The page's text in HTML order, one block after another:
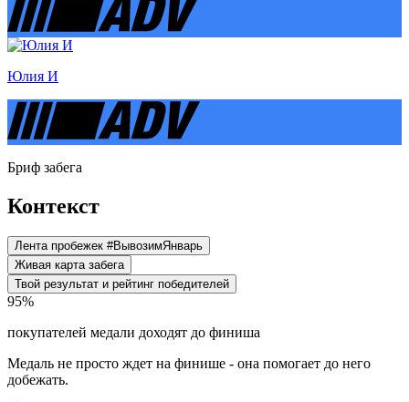
Юлия И
Бриф забега
Контекст
Лента пробежек #ВывозимЯнварь
Живая карта забега
Твой результат и рейтинг победителей
95%
покупателей медали доходят до финиша
Медаль не просто ждет на финише - она помогает до него
добежать.